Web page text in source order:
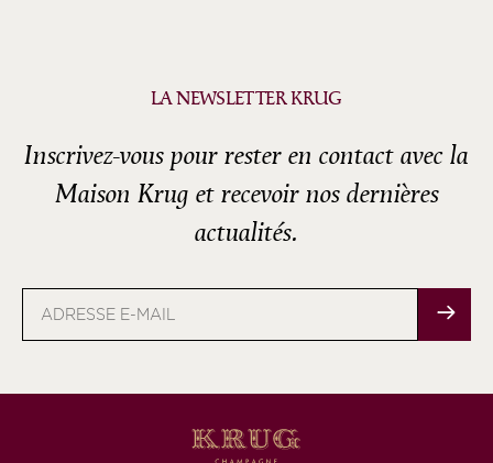
LA NEWSLETTER KRUG
Inscrivez-vous pour rester en contact avec la
Maison Krug et recevoir nos dernières
actualités.